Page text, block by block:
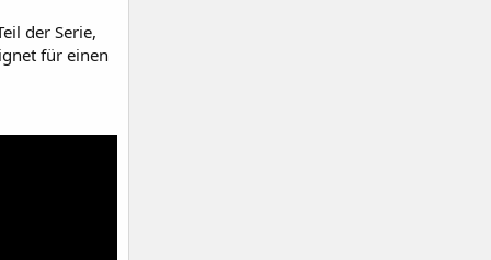
der Serie,
für einen